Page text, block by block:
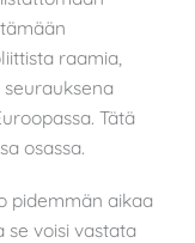
raamia,
Tätä
osassa.
pidemmän aikaa
se voisi vastata